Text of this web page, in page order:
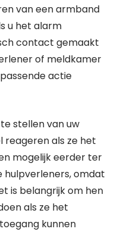
van een armband
u het alarm
contact gemaakt
of meldkamer
actie
stellen van uw
reageren als ze het
mogelijk eerder ter
hulpverleners, omdat
is belangrijk om hen
als ze het
kunnen